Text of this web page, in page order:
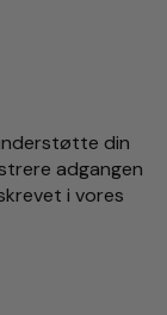
din
adgangen
i vores